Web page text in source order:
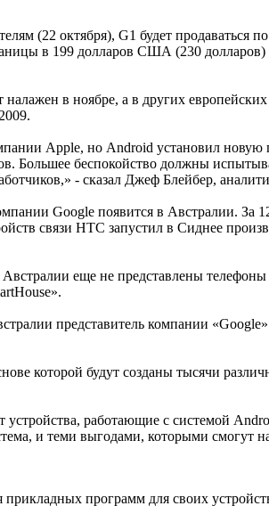
(22 октября), G1 будет продаваться
в 199 долларов США (230 долларов)
в ноябре, а в других
Apple, но Android установил
Большее беспокойство должны
- сказал Джеф Блейбер,
Google появится в Австралии. За
связи HTC запустил в Сиднее
еще не представлены телефоны
представитель компании
которой будут созданы тысячи
работающие с системой
и теми выгодами, которыми смогут
программ для своих